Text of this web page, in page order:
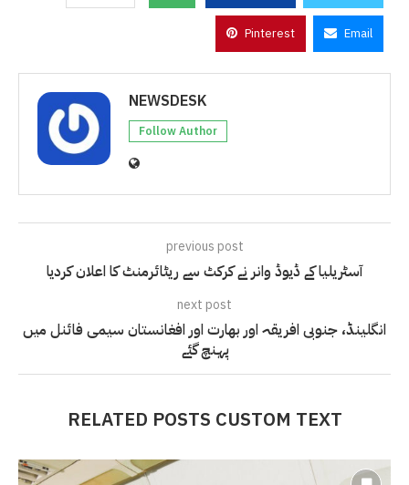
Pinterest Email
NEWSDESK
Follow Author
previous post
آسٹریلیا کے ڈیوڈ وانر نے کرکٹ سے ریٹائرمنٹ کا اعلان کردیا
next post
انگلینڈ، جنوبی افریقہ اور بھارت اور افغانستان سیمی فائنل میں
پہنچ گئے
RELATED POSTS CUSTOM TEXT